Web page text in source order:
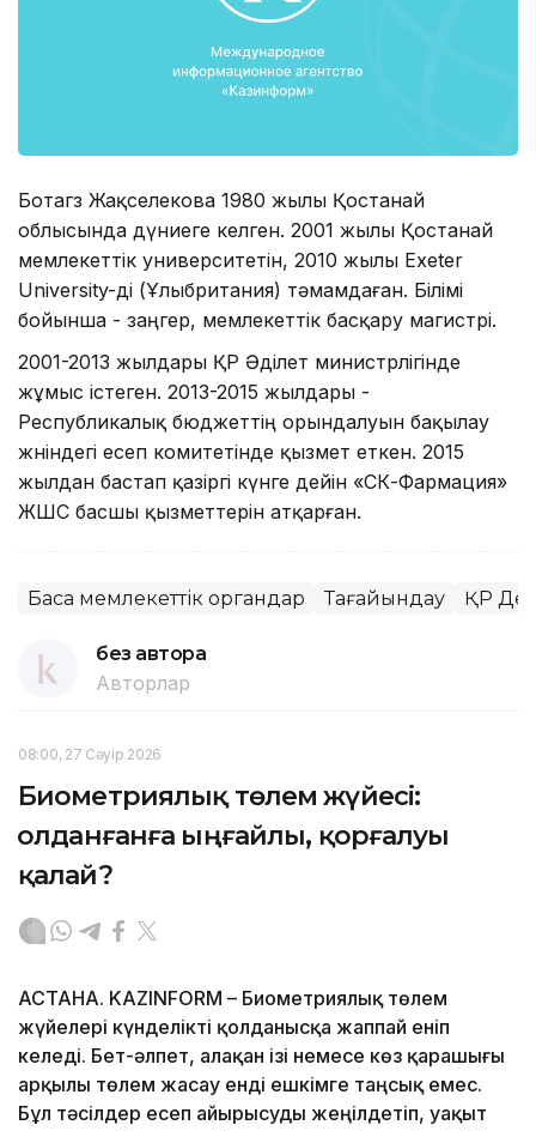
Ботагөз Жақселекова 1980 жылы Қостанай
облысында дүниеге келген. 2001 жылы Қостанай
мемлекеттік университетін, 2010 жылы Exeter
University-ді (Ұлыбритания) тәмамдаған. Білімі
бойынша - заңгер, мемлекеттік басқару магистрі.
2001-2013 жылдары ҚР Әділет министрлігінде
жұмыс істеген. 2013-2015 жылдары -
Республикалық бюджеттің орындалуын бақылау
жөніндегі есеп комитетінде қызмет еткен. 2015
жылдан бастап қазіргі күнге дейін «СК-Фармация»
ЖШС басшы қызметтерін атқарған.
Басқа мемлекеттік органдар Тағайындау ҚР
без автора
Авторлар
08:00, 27 Сәуір 2026
Биометриялық төлем жүйесі:
Қолданғанға ыңғайлы, қорғалуы
қалай?
АСТАНА. KAZINFORM – Биометриялық төлем
жүйелері күнделікті қолданысқа жаппай еніп
келеді. Бет-әлпет, алақан ізі немесе көз қарашығы
арқылы төлем жасау енді ешкімге таңсық емес.
Бұл тәсілдер есеп айырысуды жеңілдетіп, уақыт